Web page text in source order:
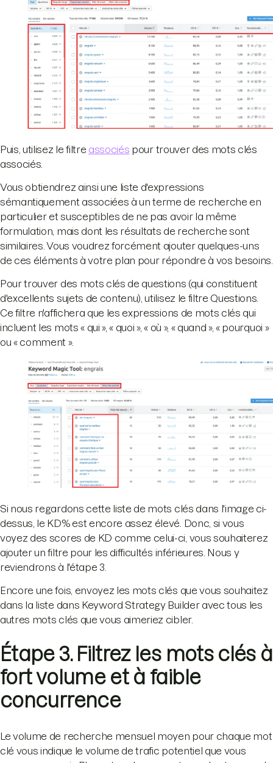
Puis, utilisez le filtre associés pour trouver des mots clés
associés.
Vous obtiendrez ainsi une liste d'expressions
sémantiquement associées à un terme de recherche en
particulier et susceptibles de ne pas avoir la même
formulation, mais dont les résultats de recherche sont
similaires. Vous voudrez forcément ajouter quelques-uns
de ces éléments à votre plan pour répondre à vos besoins.
Pour trouver des mots clés de questions (qui constituent
d'excellents sujets de contenu), utilisez le filtre Questions.
Ce filtre n'affichera que les expressions de mots clés qui
incluent les mots « qui », « quoi », « où », « quand », « pourquoi »
ou « comment ».
Si nous regardons cette liste de mots clés dans l'image ci-
dessus, le KD% est encore assez élevé. Donc, si vous
voyez des scores de KD comme celui-ci, vous souhaiterez
ajouter un filtre pour les difficultés inférieures. Nous y
reviendrons à l'étape 3.
Encore une fois, envoyez les mots clés que vous souhaitez
dans la liste dans Keyword Strategy Builder avec tous les
autres mots clés que vous aimeriez cibler.
Étape 3. Filtrez les mots clés à
fort volume et à faible
concurrence
Le volume de recherche mensuel moyen pour chaque mot
clé vous indique le volume de trafic potentiel que vous